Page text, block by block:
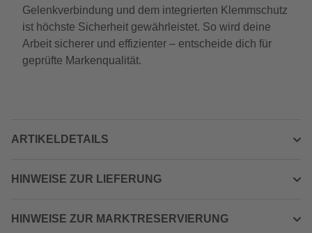
Gelenkverbindung und dem integrierten Klemmschutz
ist höchste Sicherheit gewährleistet. So wird deine
Arbeit sicherer und effizienter – entscheide dich für
geprüfte Markenqualität.
ARTIKELDETAILS
HINWEISE ZUR LIEFERUNG
HINWEISE ZUR MARKTRESERVIERUNG